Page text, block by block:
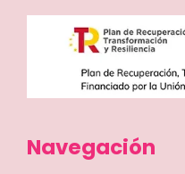
Navegación